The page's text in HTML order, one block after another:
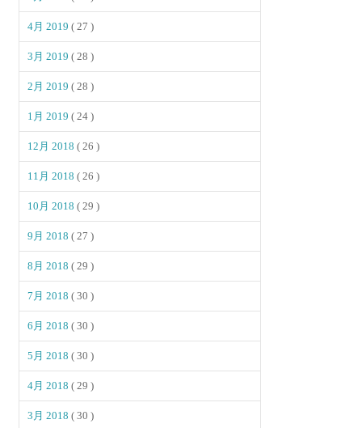
4月 2019( 27 )
3月 2019( 28 )
2月 2019( 28 )
1月 2019( 24 )
12月 2018( 26 )
11月 2018( 26 )
10月 2018( 29 )
9月 2018( 27 )
8月 2018( 29 )
7月 2018( 30 )
6月 2018( 30 )
5月 2018( 30 )
4月 2018( 29 )
3月 2018( 30 )